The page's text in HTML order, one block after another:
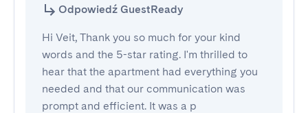
Odpowiedź GuestReady
Hi Veit, Thank you so much for your kind
words and the 5-star rating. I'm thrilled to
hear that the apartment had everything you
needed and that our communication was
prompt and efficient. It was a p